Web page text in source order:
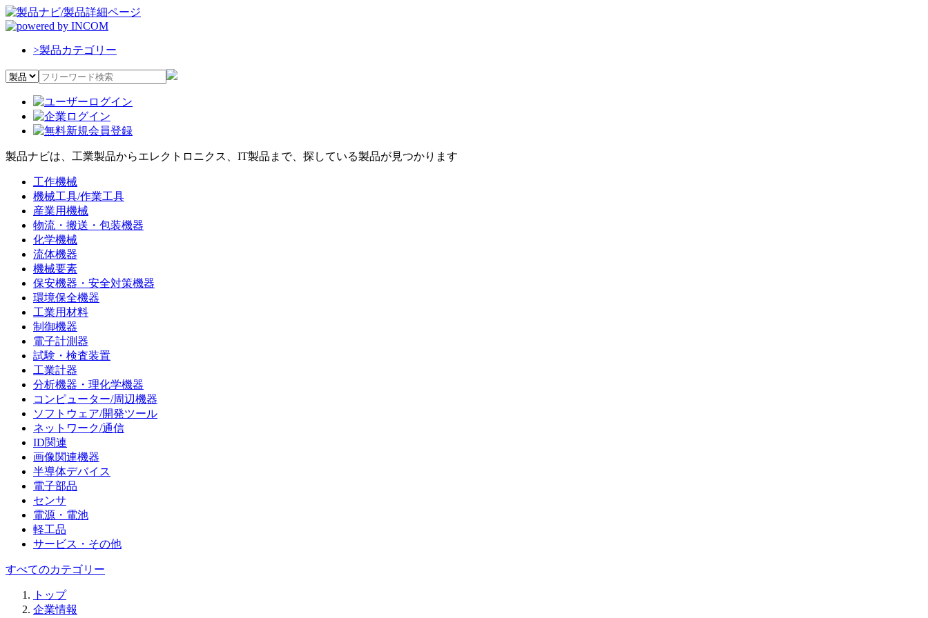
>製品カテゴリー
製品ナビは、工業製品からエレクトロニクス、IT製品まで、探している製品が見つかります
工作機械
機械工具/作業工具
産業用機械
物流・搬送・包装機器
化学機械
流体機器
機械要素
保安機器・安全対策機器
環境保全機器
工業用材料
制御機器
電子計測器
試験・検査装置
工業計器
分析機器・理化学機器
コンピューター/周辺機器
ソフトウェア/開発ツール
ネットワーク/通信
ID関連
画像関連機器
半導体デバイス
電子部品
センサ
電源・電池
軽工品
サービス・その他
すべてのカテゴリー
トップ
企業情報